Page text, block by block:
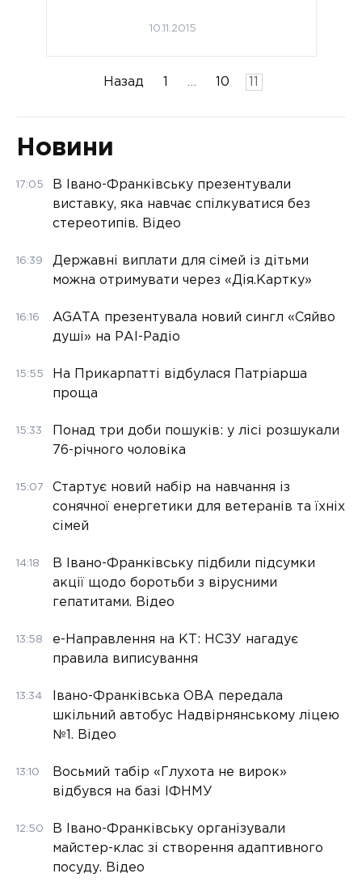
10.11.2015
Назад … 10
Новини
17:05
В Івано-Франківську презентували
виставку, яка навчає спілкуватися без
стереотипів. Відео
16:39
Державні виплати для сімей із дітьми
можна отримувати через «Дія.Картку»
16:16
AGATA презентувала новий сингл «Сяйво
душі» на РАІ-Радіо
15:55
На Прикарпатті відбулася Патріарша
проща
15:33
Понад три доби пошуків: у лісі розшукали
76-річного чоловіка
15:07
Стартує новий набір на навчання із
сонячної енергетики для ветеранів та їхніх
сімей
14:18
В Івано-Франківську підбили підсумки
акції щодо боротьби з вірусними
гепатитами. Відео
13:58
е-Направлення на КТ: НСЗУ нагадує
правила виписування
13:34
Івано-Франківська ОВА передала
шкільний автобус Надвірнянському ліцею
№1. Відео
13:10
Восьмий табір «Глухота не вирок»
відбувся на базі ІФНМУ
12:50
В Івано-Франківську організували
майстер-клас зі створення адаптивного
посуду. Відео